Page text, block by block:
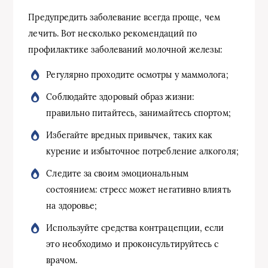
Предупредить заболевание всегда проще, чем
лечить. Вот несколько рекомендаций по
профилактике заболеваний молочной железы:
Регулярно проходите осмотры у маммолога;
Соблюдайте здоровый образ жизни:
правильно питайтесь, занимайтесь спортом;
Избегайте вредных привычек, таких как
курение и избыточное потребление алкоголя;
Следите за своим эмоциональным
состоянием: стресс может негативно влиять
на здоровье;
Используйте средства контрацепции, если
это необходимо и проконсультируйтесь с
врачом.